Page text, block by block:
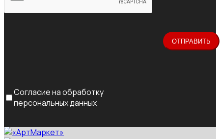
Согласие на обработку
персональных данных